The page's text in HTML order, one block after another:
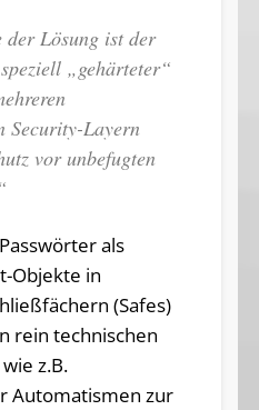
der Lösung ist der
„gehärteter“
Security-Layern
vor unbefugten
als
Objekte in
(Safes)
rein technischen
z.B.
Automatismen zur